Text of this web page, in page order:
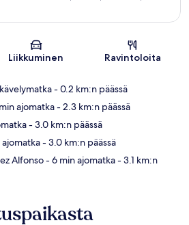
Kartta
Liikkuminen Ravintoloita
- 0.2 km:n päässä
ajomatka- 2.3 km:n päässä
- 3.0 km:n päässä
- 3.0 km:n päässä
Alfonso- 6 min ajomatka- 3.1 km:n